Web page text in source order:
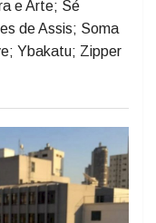
Mendes Wood
Roesler; OA?
Portas
e Arte; Sé